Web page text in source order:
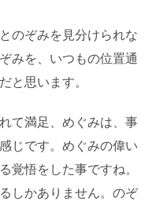
のぞみを見分けられな
みを、いつもの位置通
と思います。
て満足、めぐみは、事
じです。めぐみの偉い
覚悟をした事ですね。
しかありません。のぞ